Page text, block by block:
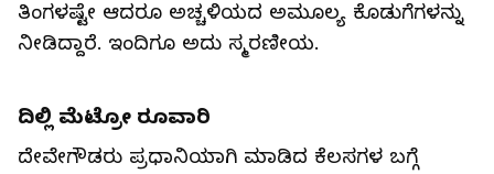
ತಿಂಗಳಷ್ಟೇ ಆದರೂ ಅಚ್ಚಳಿಯದ ಅಮೂಲ್ಯ ಕೊಡುಗೆಗಳನ್ನು
ನೀಡಿದ್ದಾರೆ. ಇಂದಿಗೂ ಅದು ಸ್ಮರಣೀಯ.
ದಿಲ್ಲಿ ಮೆಟ್ರೋ ರೂವಾರಿ
ದೇವೇಗೌಡರು ಪ್ರಧಾನಿಯಾಗಿ ಮಾಡಿದ ಕೆಲಸಗಳ ಬಗ್ಗೆ